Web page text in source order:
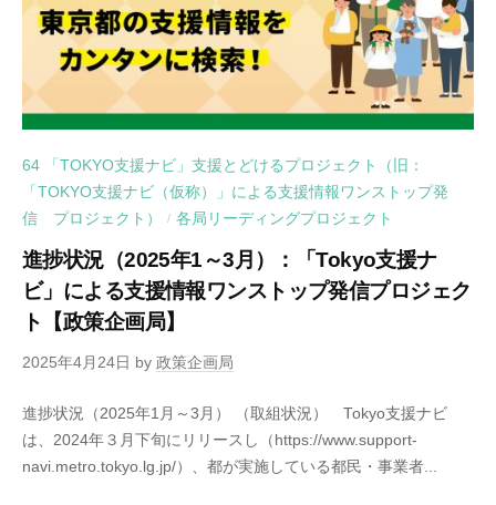
64 「TOKYO支援ナビ」支援とどけるプロジェクト（旧：
「TOKYO支援ナビ（仮称）」による支援情報ワンストップ発
信 プロジェクト）
/ 各局リーディングプロジェクト
進捗状況（2025年1～3月）：「Tokyo支援ナ
ビ」による支援情報ワンストップ発信プロジェク
ト【政策企画局】
2025年4月24日 by 政策企画局
進捗状況（2025年1月～3月） （取組状況） Tokyo支援ナビ
は、2024年３月下旬にリリースし（https://www.support-
navi.metro.tokyo.lg.jp/）、都が実施している都民・事業者...